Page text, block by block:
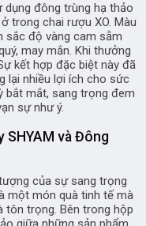
đông trùng hạ thảo
trong chai rượu XO. Màu
sắc độ vàng cam sẫm
may mắn. Khi thưởng
kết hợp đặc biệt này đã
lại nhiều lợi ích cho sức
bắt mắt, sang trọng đem
sự như ý.
SHYAM và Đông
của sự sang trọng
một món quà tinh tế mà
tôn trọng. Bên trong hộp